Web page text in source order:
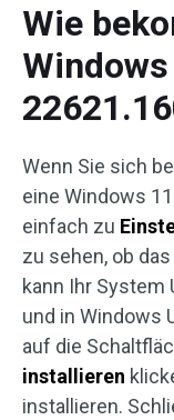
Wie
Wenn Sie sich
eine Windows
einfach zu
zu sehen, ob
kann Ihr System
und in Windows
auf die
installieren
installieren.